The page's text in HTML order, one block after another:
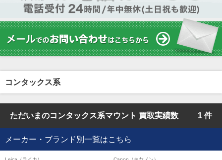
コンタックス系
ただいまのコンタックス系マウント 買取実績数 1 件
メーカー・ブランド別一覧はこちら